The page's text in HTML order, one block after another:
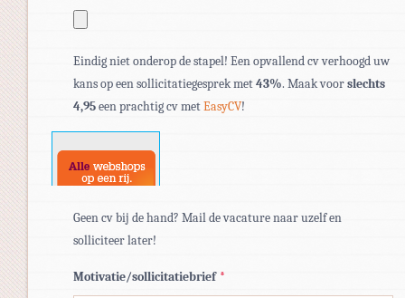
bestandstypen:
pdf,
doc,
docx.
Eindig niet onderop de stapel! Een opvallend cv verhoogd uw
kans op een sollicitatiegesprek met43%. Maak voorslechts
4,95een prachtig cv metEasyCV!
Geen cv bij de hand? Mail de vacature naar uzelf en
solliciteer later!
Motivatie/sollicitatiebrief *